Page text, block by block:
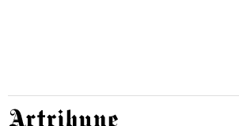
Artribune